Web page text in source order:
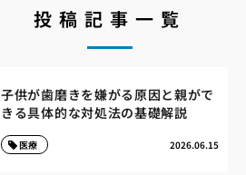
投稿記事一覧
子供が歯磨きを嫌がる原因と親がで
きる具体的な対処法の基礎解説
2026.06.15
医療